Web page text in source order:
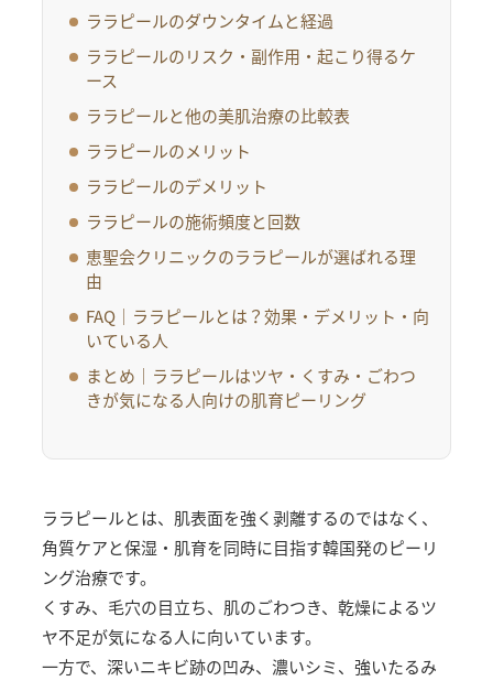
ララピールのダウンタイムと経過
ララピールのリスク・副作用・起こり得るケ
ース
ララピールと他の美肌治療の比較表
ララピールのメリット
ララピールのデメリット
ララピールの施術頻度と回数
恵聖会クリニックのララピールが選ばれる理
由
FAQ｜ララピールとは？効果・デメリット・向
いている人
まとめ｜ララピールはツヤ・くすみ・ごわつ
きが気になる人向けの肌育ピーリング
ララピールとは、肌表面を強く剥離するのではなく、
角質ケアと保湿・肌育を同時に目指す韓国発のピーリ
ング治療です。
くすみ、毛穴の目立ち、肌のごわつき、乾燥によるツ
ヤ不足が気になる人に向いています。
一方で、深いニキビ跡の凹み、濃いシミ、強いたるみ